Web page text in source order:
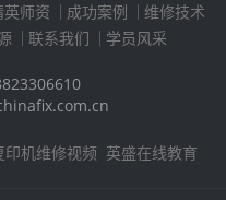
英师资 成功案例
维修技术
联系我们 学员风采
印机维修视频 英盛在线教育